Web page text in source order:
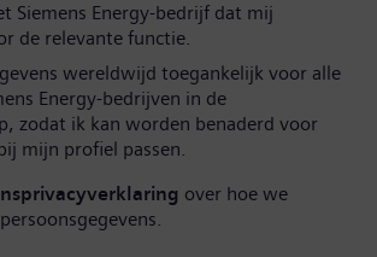
Siemens Energy-bedrijf dat mij
de relevante functie.
wereldwijd toegankelijk voor alle
Energy-bedrijven in de
zodat ik kan worden benaderd voor
mijn profiel passen.
over hoe we